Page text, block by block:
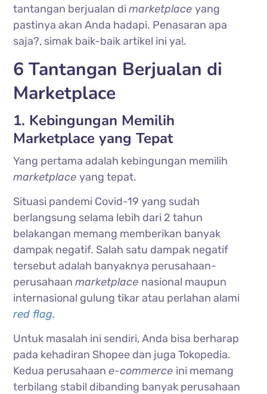
tantangan berjualan dimarketplaceyang
pastinya akan Anda hadapi. Penasaran apa
saja?, simak baik-baik artikel ini ya!.
6 Tantangan Berjualan di
Marketplace
1. Kebingungan Memilih
Marketplace yang Tepat
Yang pertama adalah kebingungan memilih
marketplaceyang tepat.
Situasi pandemi Covid-19 yang sudah
berlangsung selama lebih dari 2 tahun
belakangan memang memberikan banyak
dampak negatif. Salah satu dampak negatif
tersebut adalah banyaknya perusahaan-
perusahaanmarketplace nasional maupun
internasional gulung tikar atau perlahan alami
red flag.
Untuk masalah ini sendiri, Anda bisa berharap
pada kehadiran Shopee dan juga Tokopedia.
Kedua perusahaan e-commerce ini memang
terbilang stabil dibanding banyak perusahaan